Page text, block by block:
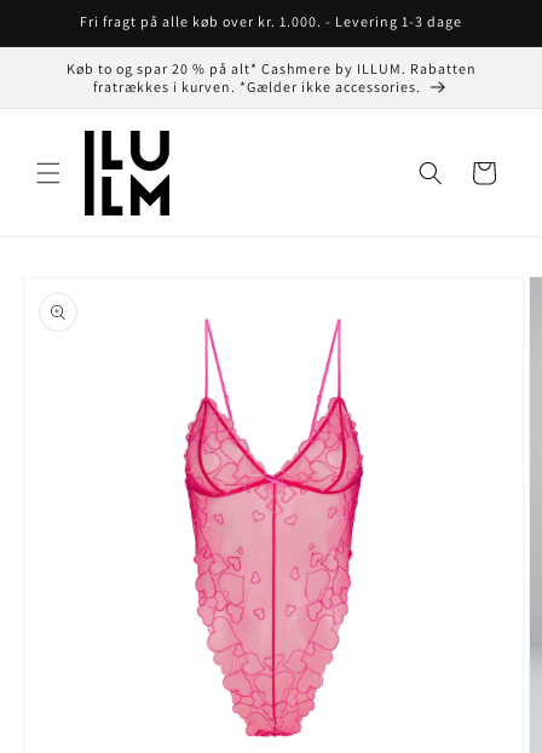
Gå tilFri fragt på alle køb over kr. 1.000. - Levering 1-3 dage
Køb to og spar 20 % på alt* Cashmere by ILLUM. Rabatten
fratrækkes i kurven. *Gælder ikke accessories.
Indkøbskurv